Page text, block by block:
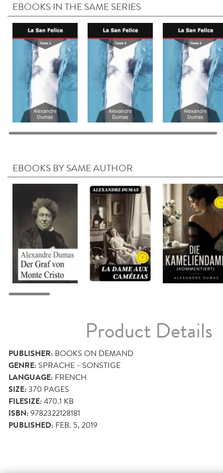
EBOOKS IN THE SAME SERIES
EBOOKS BY SAME AUTHOR
Product Details
PUBLISHER: BOOKS ON DEMAND
GENRE: SPRACHE - SONSTIGE
LANGUAGE: FRENCH
SIZE:370 PAGES
FILESIZE:470.1 KB
ISBN:9782322128181
PUBLISHED: FEB. 5, 2019